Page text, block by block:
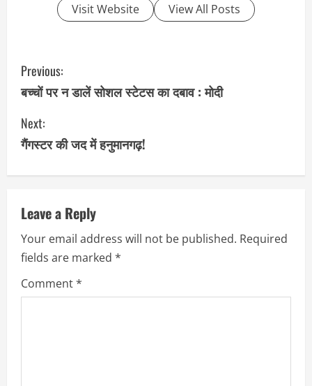
Visit Website View All Posts
C
o
n
t
i
n
u
e
R
Previous:
बच्चों पर न डालें सोशल स्टेटस का दबाव : मोदी
Next:
गैंगस्टर की जद में हनुमानगढ़!
Leave a Reply
Your email address will not be published. Required
fields are marked *
Comment*